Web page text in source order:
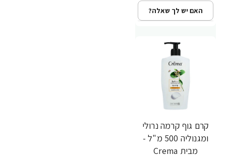
האם יש לך שאלה?
קרם גוף קרמה נרולי
ומגנוליה 500 מ"ל -
מבית Crema